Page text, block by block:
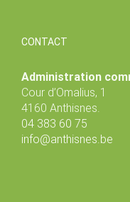
CONTACT
Administration
Cour d’Omalius, 1
4160 Anthisnes.
04 383 60 75
info@anthisnes.be